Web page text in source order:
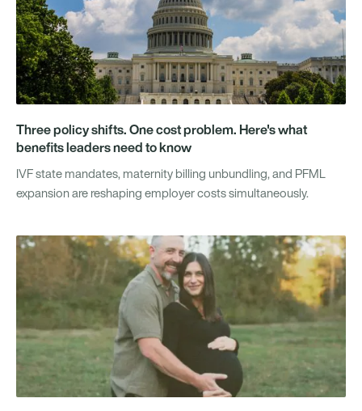
Three policy shifts. One cost problem. Here's what
benefits leaders need to know
IVF state mandates, maternity billing unbundling, and PFML
expansion are reshaping employer costs simultaneously.